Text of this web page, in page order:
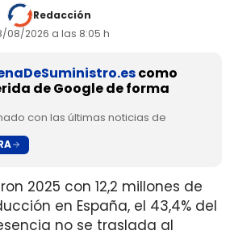
Redacción
08/2026 a las 8:05 h
como
de Google de forma
con las últimas noticias de
2025 con 12,2 millones de
en España, el 43,4% del
no se traslada al